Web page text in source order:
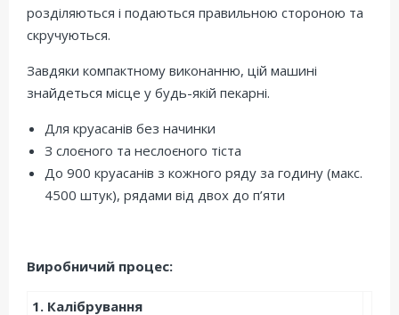
розділяються і подаються правильною стороною та
скручуються.
Завдяки компактному виконанню, цій машині
знайдеться місце у будь-якій пекарні.
Для круасанів без начинки
З слоєного та неслоєного тіста
До 900 круасанів з кожного ряду за годину (макс.
4500 штук), рядами від двох до п’яти
Виробничий процес:
1. Калібрування